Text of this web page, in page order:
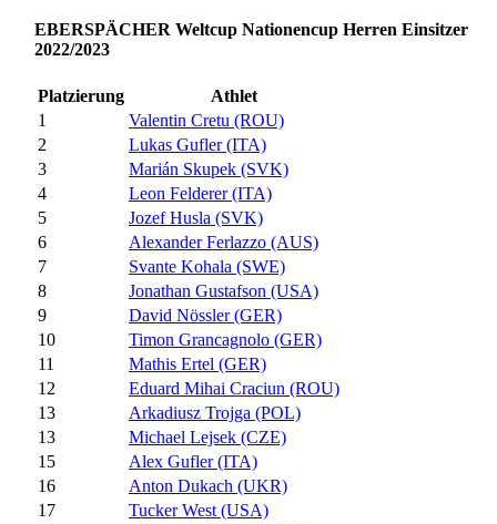
EBERSPÄCHER Weltcup Nationencup Herren Einsitzer
2022/2023
Platzierung
Athlet
1
Valentin Cretu (ROU)
2
Lukas Gufler (ITA)
3
Marián Skupek (SVK)
4
Leon Felderer (ITA)
5
Jozef Husla (SVK)
6
Alexander Ferlazzo (AUS)
7
Svante Kohala (SWE)
8
Jonathan Gustafson (USA)
9
David Nössler (GER)
10
Timon Grancagnolo (GER)
11
Mathis Ertel (GER)
12
Eduard Mihai Craciun (ROU)
13
Arkadiusz Trojga (POL)
13
Michael Lejsek (CZE)
15
Alex Gufler (ITA)
16
Anton Dukach (UKR)
17
Tucker West (USA)